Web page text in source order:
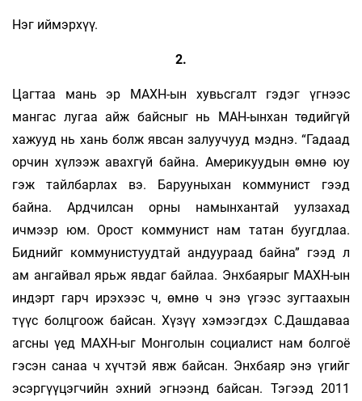
Нэг иймэрхүү.
2.
Цагтаа мань эр МАХН-ын хувьсгалт гэдэг үгнээс
мангас лугаа айж байсныг нь МАН-ынхан төдийгүй
хажууд нь хань болж явсан залуучууд мэднэ. “Гадаад
орчин хүлээж авахгүй байна. Америкуудын өмнө юу
гэж тайлбарлах вэ. Барууныхан коммунист гээд
байна. Ардчилсан орны намынхантай уулзахад
ичмээр юм. Орост коммунист нам татан буугдлаа.
Биднийг коммунистуудтай андуураад байна” гээд л
ам ангайвал ярьж явдаг байлаа. Энхбаярыг МАХН-ын
индэрт гарч ирэхээс ч, өмнө ч энэ үгээс зугтаахын
түүс болцгоож байсан. Хүзүү хэмээгдэх С.Дашдаваа
агсны үед МАХН-ыг Монголын социалист нам болгоё
гэсэн санаа ч хүчтэй явж байсан. Энхбаяр энэ үгийг
эсэргүүцэгчийн эхний эгнээнд байсан. Тэгээд 2011